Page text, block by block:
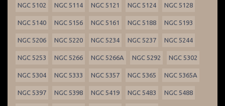
NGC 5102 NGC 5114 NGC 5121 NGC 5124 NGC 5128
NGC 5140 NGC 5156 NGC 5161 NGC 5188 NGC 5193
NGC 5206 NGC 5220 NGC 5234 NGC 5237 NGC 5244
NGC 5253 NGC 5266 NGC 5266A NGC 5292 NGC 5302
NGC 5304 NGC 5333 NGC 5357 NGC 5365 NGC 5365A
NGC 5397 NGC 5398 NGC 5419 NGC 5483 NGC 5488